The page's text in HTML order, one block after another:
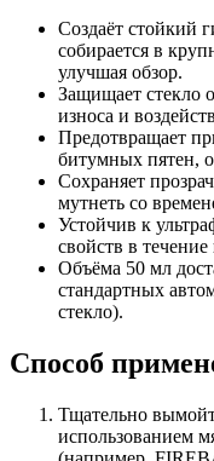
Создаёт стойкий
собирается в
улучшая обзор.
Защищает стекло
износа и
Предотвращает
битумных пятен,
Сохраняет
мутнеть со
Устойчив к
свойств в
Объёма 50 мл
стандартных
стекло).
Способ
Тщательно
использованием